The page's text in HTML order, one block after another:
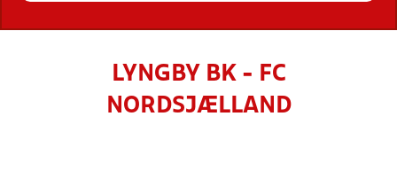
LYNGBY BK - FC
NORDSJÆLLAND